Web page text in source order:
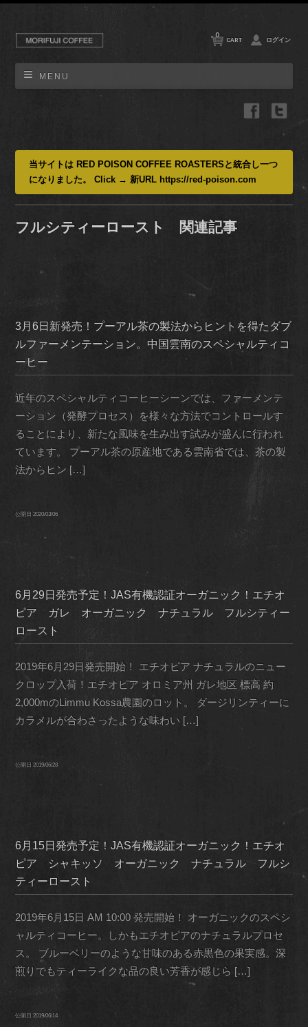
MENU
CART
0
ログイン
当サイトは RED POISON COFFEE ROASTERSと統合し一つ
になりました。 Click → 新URL https://red-poison.com
フルシティーロースト 関連記事
3月6日新発売！プーアル茶の製法からヒントを得たダブ
ルファーメンテーション。中国雲南のスペシャルティコ
ーヒー
近年のスペシャルティコーヒーシーンでは、ファーメンテ
ーション（発酵プロセス）を様々な方法でコントロールす
ることにより、新たな風味を生み出す試みが盛んに行われ
ています。 プーアル茶の原産地である雲南省では、茶の製
法からヒン […]
公開日2020/03/06
6月29日発売予定！JAS有機認証オーガニック！エチオ
ピア ガレ オーガニック ナチュラル フルシティー
ロースト
2019年6月29日発売開始！ エチオピア ナチュラルのニュー
クロップ入荷！エチオピア オロミア州 ガレ地区 標高 約
2,000mのLimmu Kossa農園のロット。 ダージリンティーに
カラメルが合わさったような味わい […]
公開日2019/06/28
6月15日発売予定！JAS有機認証オーガニック！エチオ
ピア シャキッソ オーガニック ナチュラル フルシ
ティーロースト
2019年6月15日 AM 10:00 発売開始！ オーガニックのスペシ
ャルティコーヒー。しかもエチオピアのナチュラルプロセ
ス。 ブルーベリーのような甘味のある赤黒色の果実感。深
煎りでもティーライクな品の良い芳香が感じら […]
公開日2019/06/14